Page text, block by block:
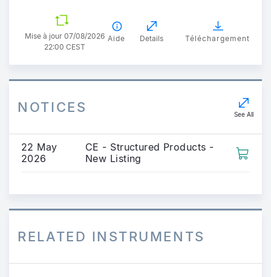
Mise à jour 07/08/2026
22:00 CEST
Aide Details Téléchargement
NOTICES See All
22 May
2026
CE - Structured Products -
New Listing
RELATED INSTRUMENTS